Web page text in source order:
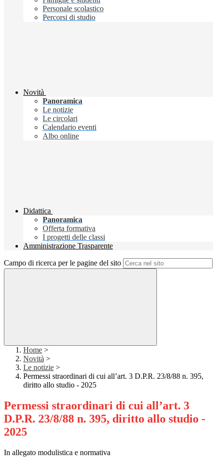
Personale scolastico
Percorsi di studio
Novità
Panoramica
Le notizie
Le circolari
Calendario eventi
Albo online
Didattica
Panoramica
Offerta formativa
I progetti delle classi
Amministrazione Trasparente
Campo di ricerca per le pagine del sito
Home >
Novità >
Le notizie >
Permessi straordinari di cui all’art. 3 D.P.R. 23/8/88 n. 395,
diritto allo studio - 2025
Permessi straordinari di cui all’art. 3
D.P.R. 23/8/88 n. 395, diritto allo studio -
2025
In allegato modulistica e normativa